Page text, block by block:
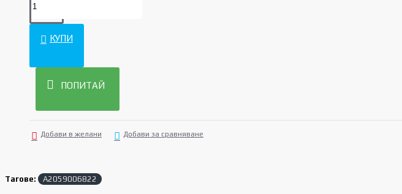
КУПИ
ПОПИТАЙ
Добави в желани Добави за сравняване
Тагове: A2059006822